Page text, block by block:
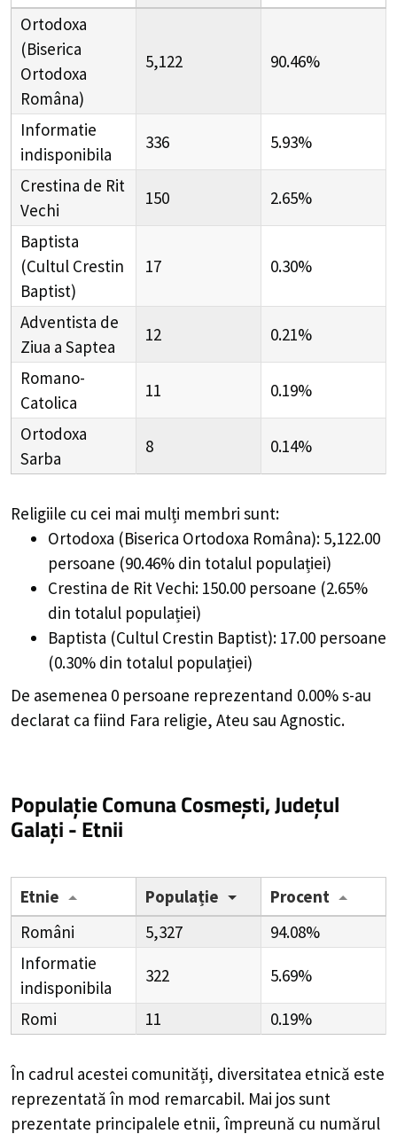
Ortodoxa
(Biserica
Ortodoxa
Româna)
5,122 90.46%
Informatie
indisponibila
336 5.93%
Crestina de Rit
Vechi
150 2.65%
Baptista
(Cultul Crestin
Baptist)
17 0.30%
Adventista de
Ziua a Saptea
12 0.21%
Romano-
Catolica
11 0.19%
Ortodoxa
Sarba
8 0.14%
Religiile cu cei mai mulți membri sunt:
Ortodoxa (Biserica Ortodoxa Româna): 5,122.00
persoane (90.46% din totalul populației)
Crestina de Rit Vechi: 150.00 persoane (2.65%
din totalul populației)
Baptista (Cultul Crestin Baptist): 17.00 persoane
(0.30% din totalul populației)
De asemenea 0 persoane reprezentand 0.00% s-au
declarat ca fiind Fara religie, Ateu sau Agnostic.
Populație Comuna Cosmești, Județul
Galați - Etnii
Etnie Populație
Procent
Români
5,327
94.08%
Informatie
indisponibila
322 5.69%
Romi 11 0.19%
În cadrul acestei comunități, diversitatea etnică este
reprezentată în mod remarcabil. Mai jos sunt
prezentate principalele etnii, împreună cu numărul